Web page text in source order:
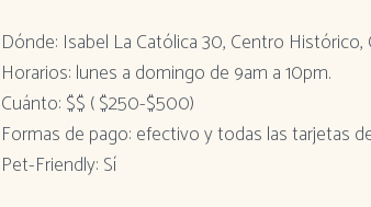
Dónde: Isabel La Católica 30, Centro Histórico,
Horarios: lunes a domingo de 9am a 10pm.
Cuánto: $$ ( $250-$500)
Formas de pago: efectivo y todas las tarjetas
Pet-Friendly: Sí